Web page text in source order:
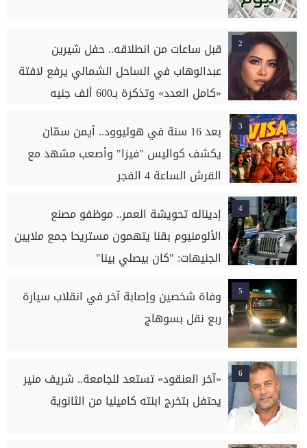
2
قبل ساعات من انطلاقه.. حفل شيرين
عبدالوهاب في الساحل الشمالي يرفع لافتة
«كامل العدد» وتذكرة بـ600 ألف جنيه
3
بعد 16 سنة في هوليوود.. أيمن سمّان
يكشف كواليس "فيزا" وأصعب مشهد مع
القرش الساعة 4 الفجر
4
إديناله تحويشة العمر.. موظفو مصنع
الألومنيوم بقنا يتهمون مستريحا جمع ملايين
الجنيهات: "كان بيصلي بينا"
5
وفاة شخصين وإصابة آخر في انقلاب سيارة
ربع نقل بسوهاج
6
«آخر العنقود» تستعد للجامعة.. شريف منير
يحتفل بتخرج ابنته كاميليا من الثانوية